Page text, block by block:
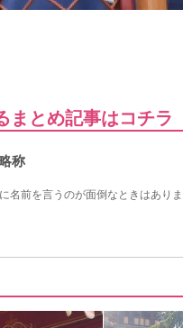
まとめ記事はコチラ
称
名前を言うのが面倒なときはあり